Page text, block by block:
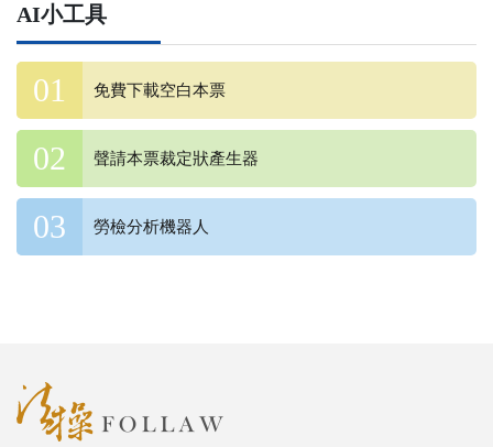
AI小工具
免費下載空白本票
聲請本票裁定狀產生器
勞檢分析機器人